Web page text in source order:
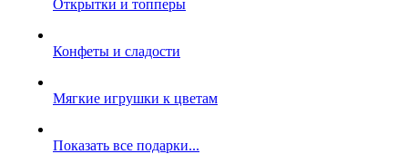
Открытки и топперы
Конфеты и сладости
Мягкие игрушки к цветам
Показать все подарки...